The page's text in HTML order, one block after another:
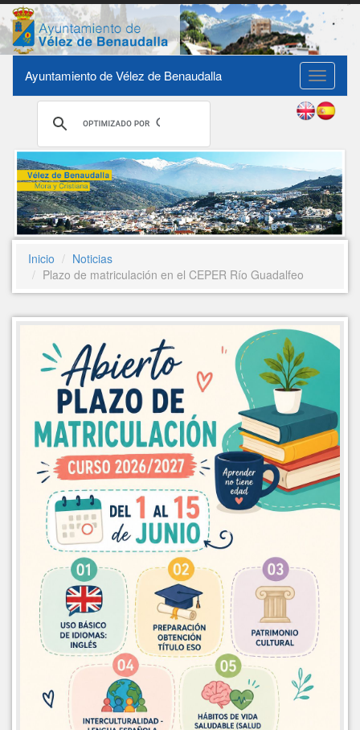
Toggle
Ayuntamiento de Vélez de Benaudalla
Inicio
Noticias
Plazo de matriculación en el CEPER Río Guadalfeo